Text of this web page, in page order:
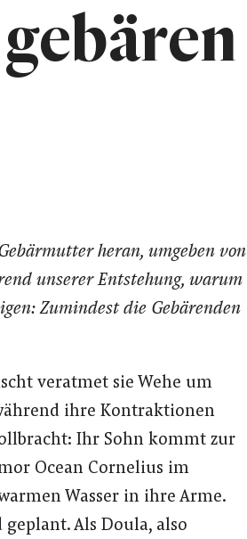
heran, umgeben von
unserer Entstehung, warum
Zumindest die Gebärenden
veratmet sie Wehe um
ihre Kontraktionen
Ihr Sohn kommt zur
Ocean Cornelius im
Wasser in ihre Arme.
Als Doula, also